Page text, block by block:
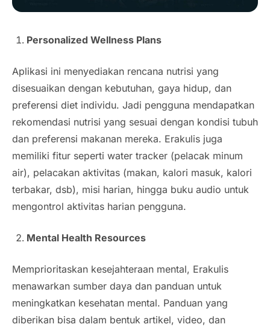
Personalized Wellness Plans
Aplikasi ini menyediakan rencana nutrisi yang
disesuaikan dengan kebutuhan, gaya hidup, dan
preferensi diet individu. Jadi pengguna mendapatkan
rekomendasi nutrisi yang sesuai dengan kondisi tubuh
dan preferensi makanan mereka. Erakulis juga
memiliki fitur seperti water tracker (pelacak minum
air), pelacakan aktivitas (makan, kalori masuk, kalori
terbakar, dsb), misi harian, hingga buku audio untuk
mengontrol aktivitas harian pengguna.
Mental Health Resources
Memprioritaskan kesejahteraan mental, Erakulis
menawarkan sumber daya dan panduan untuk
meningkatkan kesehatan mental. Panduan yang
diberikan bisa dalam bentuk artikel, video, dan